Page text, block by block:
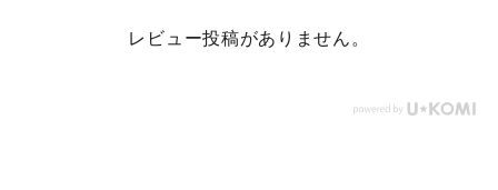
レビュー投稿がありません。